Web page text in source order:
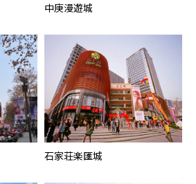
中庚漫遊城
石家荘楽匯城